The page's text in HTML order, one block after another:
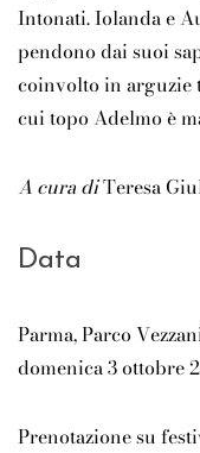
Intonati. Iolanda e
pendono dai suoi
coinvolto in
cui topo Adelmo è
A cura diTeresa
Data
Parma, Parco
domenica 3 ottobre
Prenotazione su